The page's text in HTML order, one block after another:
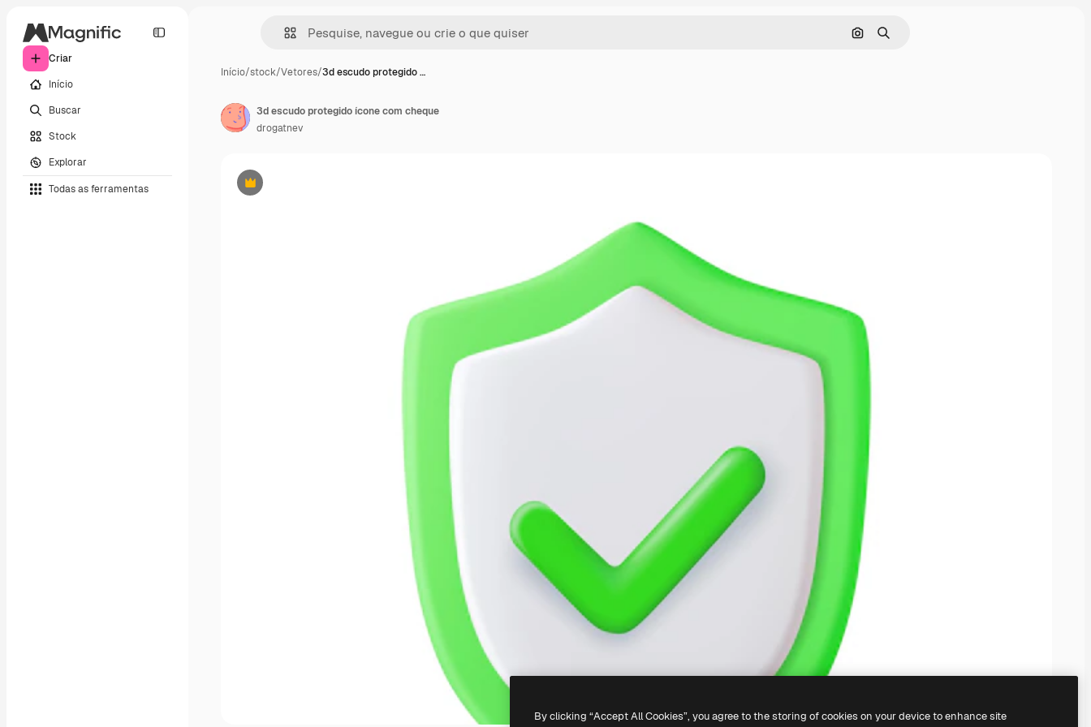
Criar
Início
Buscar
Stock
Explorar
Todas as ferramentas
Pesquisar por imagem
Buscar
Início/stock/Vetores/3d escudo protegido …
Premium
3d escudo protegido ícone com cheque
drogatnev
By clicking “Accept All Cookies”, you agree to the storing of cookies on your device to enhance site